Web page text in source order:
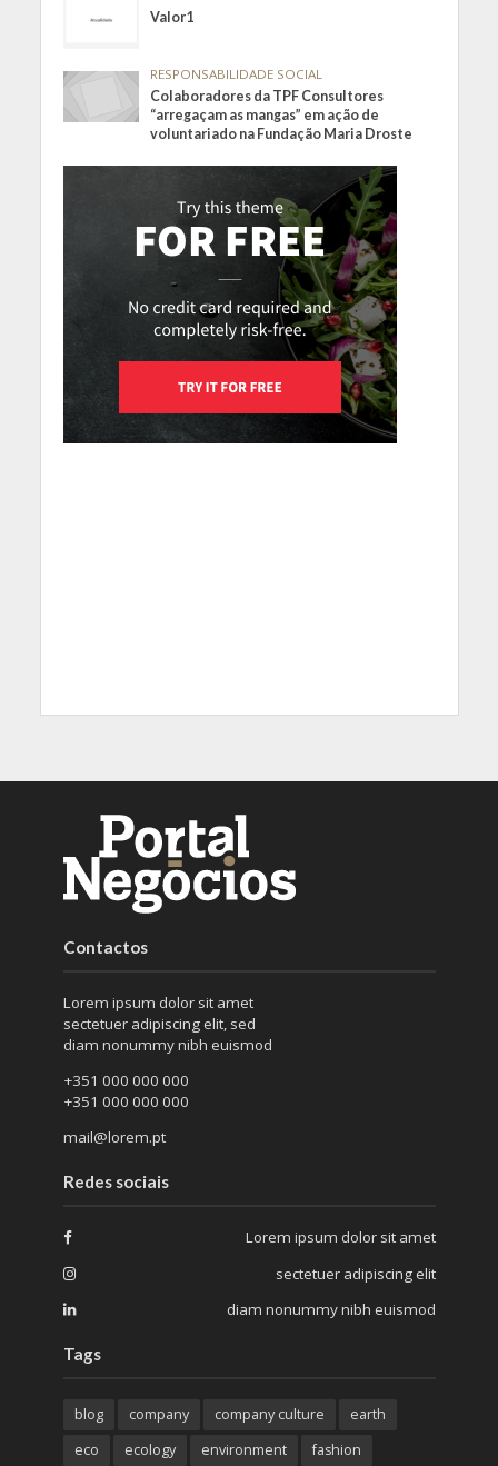
Valor1
RESPONSABILIDADE SOCIAL
Colaboradores da TPF Consultores
“arregaçam as mangas” em ação de
voluntariado na Fundação Maria Droste
Contactos
Lorem ipsum dolor sit amet
sectetuer adipiscing elit, sed
diam nonummy nibh euismod
+351 000 000 000
+351 000 000 000
mail@lorem.pt
Redes sociais
Lorem ipsum dolor sit amet
sectetuer adipiscing elit
diam nonummy nibh euismod
Tags
blog company company culture
earth
eco
ecology environment fashion